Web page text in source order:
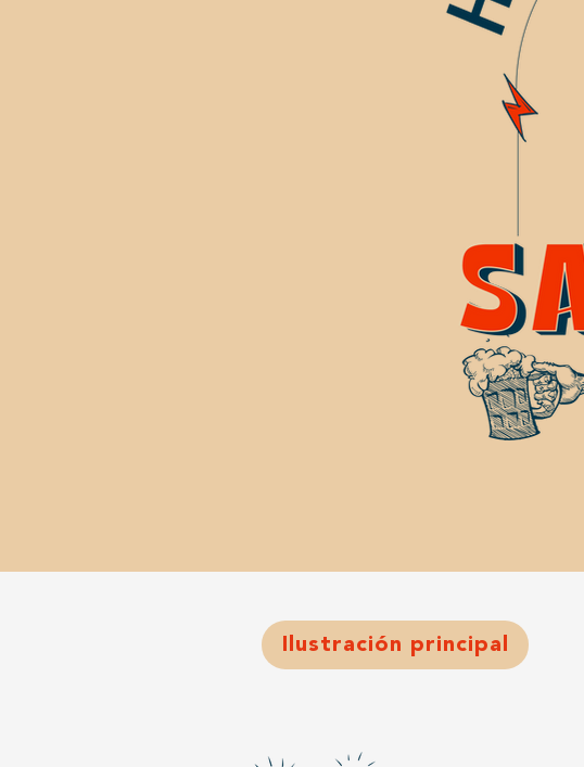
Ilustración principal